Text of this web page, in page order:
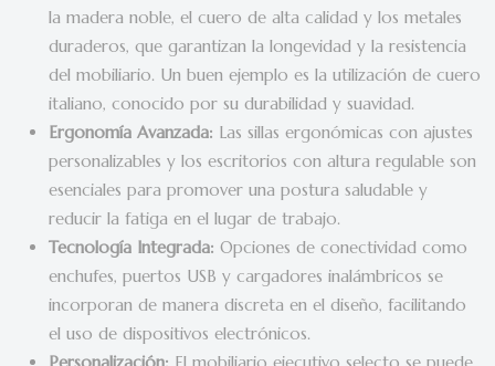
la madera noble, el cuero de alta calidad y los metales
duraderos, que garantizan la longevidad y la resistencia
del mobiliario. Un buen ejemplo es la utilización de cuero
italiano, conocido por su durabilidad y suavidad.
Ergonomía Avanzada: Las sillas ergonómicas con ajustes
personalizables y los escritorios con altura regulable son
esenciales para promover una postura saludable y
reducir la fatiga en el lugar de trabajo.
Tecnología Integrada: Opciones de conectividad como
enchufes, puertos USB y cargadores inalámbricos se
incorporan de manera discreta en el diseño, facilitando
el uso de dispositivos electrónicos.
Personalización: El mobiliario ejecutivo selecto se puede